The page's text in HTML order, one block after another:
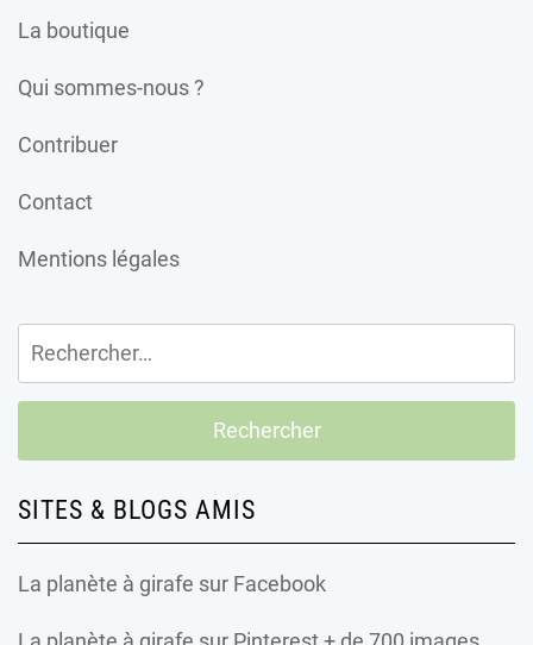
La boutique
Qui sommes-nous ?
Contribuer
Contact
Mentions légales
Rechercher :
SITES & BLOGS AMIS
La planète à girafe sur Facebook